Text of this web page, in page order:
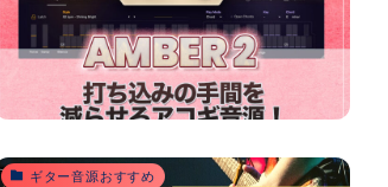
ギター音源おすすめ